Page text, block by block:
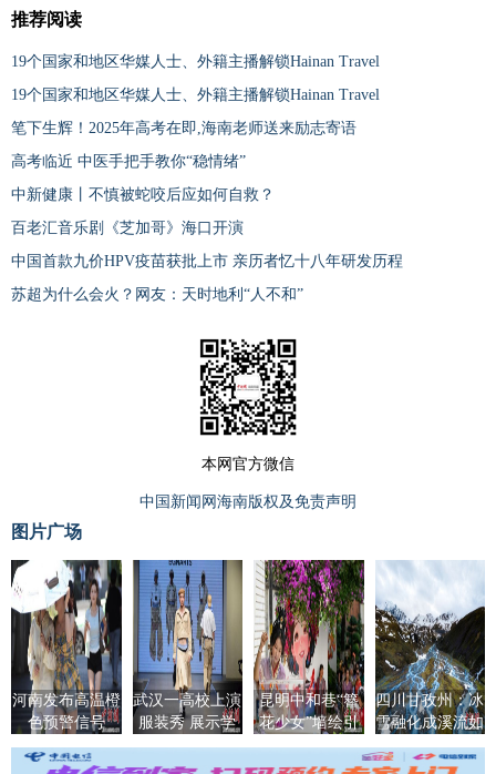
推荐阅读
19个国家和地区华媒人士、外籍主播解锁Hainan Travel
19个国家和地区华媒人士、外籍主播解锁Hainan Travel
笔下生辉！2025年高考在即,海南老师送来励志寄语
高考临近 中医手把手教你“稳情绪”
中新健康丨不慎被蛇咬后应如何自救？
百老汇音乐剧《芝加哥》海口开演
中国首款九价HPV疫苗获批上市 亲历者忆十八年研发历程
苏超为什么会火？网友：天时地利“人不和”
本网官方微信
中国新闻网海南版权及免责声明
图片广场
河南发布高温橙
色预警信号
武汉一高校上演
服装秀 展示学
生创意成果
昆明中和巷“簪
花少女”墙绘引
客来
四川甘孜州：冰
雪融化成溪流如
大地脉络